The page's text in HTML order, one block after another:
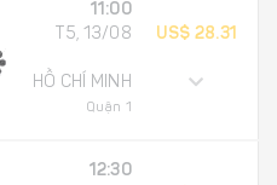
11:00
T5, 13/08
HỒ CHÍ MINH
Quận 1
US$ 28.31
12:30